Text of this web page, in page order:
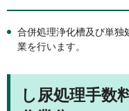
合併処理浄化槽及び単独
業を行います。
し尿処理手数